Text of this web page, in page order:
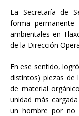
La Secretaría de
forma
ambientales en
de la Dirección
Enese sentido,
distintos) piezas de
de material
unidad más
un hombre por no